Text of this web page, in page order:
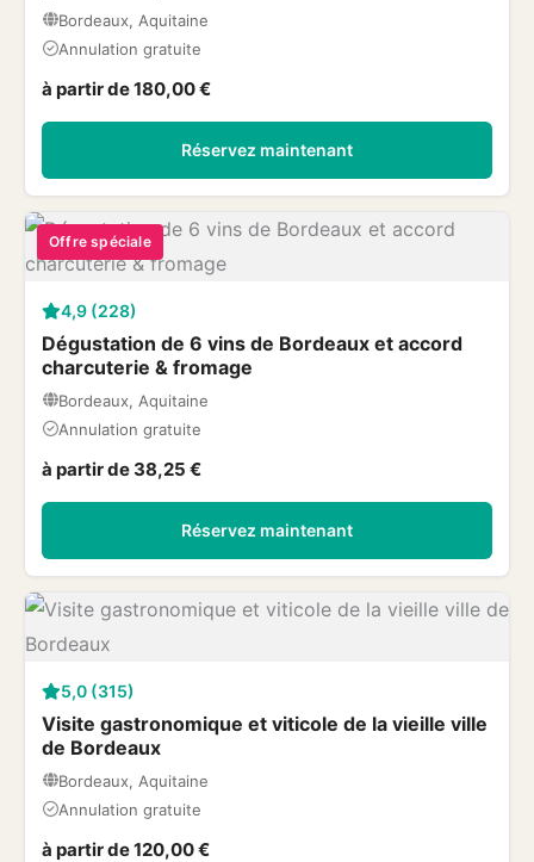
Bordeaux, Aquitaine
Annulation gratuite
à partir de 180,00 €
Réservez maintenant
Offre spéciale
4,9 (228)
Dégustation de 6 vins de Bordeaux et accord
charcuterie & fromage
Bordeaux, Aquitaine
Annulation gratuite
à partir de 38,25 €
Réservez maintenant
5,0 (315)
Visite gastronomique et viticole de la vieille ville
de Bordeaux
Bordeaux, Aquitaine
Annulation gratuite
à partir de 120,00 €